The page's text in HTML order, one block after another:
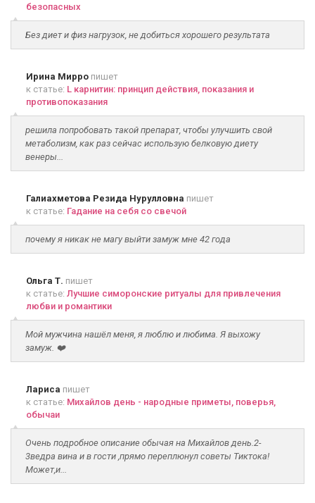
безопасных
Без диет и физ нагрузок, не добиться хорошего результата
Ирина Мирро пишет
к статье: L карнитин: принцип действия, показания и
противопоказания
решила попробовать такой препарат, чтобы улучшить свой
метаболизм, как раз сейчас использую белковую диету
венеры...
Галиахметова Резида Нурулловна пишет
к статье: Гадание на себя со свечой
почему я никак не магу выйти замуж мне 42 года
Ольга Т. пишет
к статье: Лучшие симоронские ритуалы для привлечения
любви и романтики
Мой мужчина нашёл меня, я люблю и любима. Я выхожу
замуж. ❤️
Лариса пишет
к статье: Михайлов день - народные приметы, поверья,
обычаи
Очень подробное описание обычая на Михайлов день.2-
3ведра вина и в гости ,прямо переплюнул советы Тиктока!
Может,и...